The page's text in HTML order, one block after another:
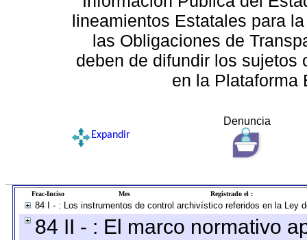
lineamientos Estatales para
las Obligaciones de
deben de difundir los sujetos
en la Plataforma
Denuncia
Expandir
Frac-Inciso Mes Registrado el :
84 I - : Los instrumentos de control archivístico referidos en la Ley
84 II - : El marco normativo